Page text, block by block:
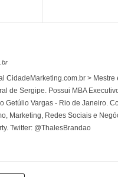
CidadeMarketing.com.br >
de Sergipe. Possui MBA
Getúlio Vargas - Rio de Janeiro.
Marketing, Redes Sociais e
Twitter: @ThalesBrandao